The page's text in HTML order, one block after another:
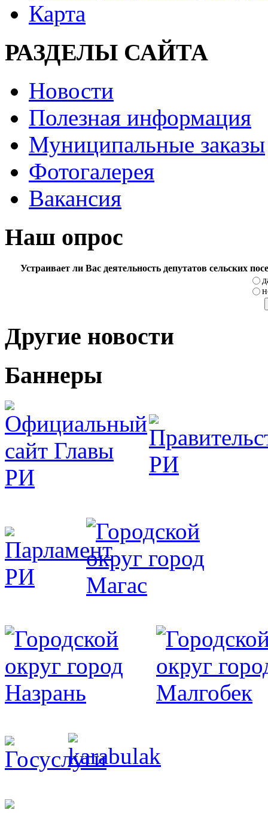
Карта
РАЗДЕЛЫ САЙТА
Новости
Полезная информация
Муниципальные заказы
Фотогалерея
Вакансия
Наш опрос
Устраивает ли Вас деятельность депутатов сельских
Другие новости
Баннеры